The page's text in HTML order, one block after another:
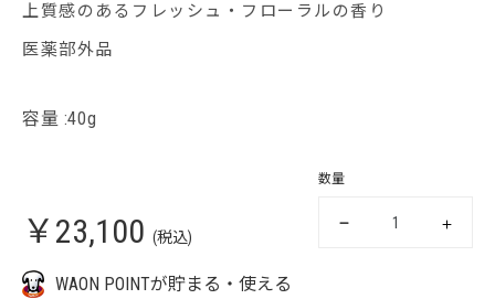
上質感のあるフレッシュ・フローラルの香り
医薬部外品
容量 :40g
￥23,100 (税込)
数量
WAON POINTが貯まる・使える